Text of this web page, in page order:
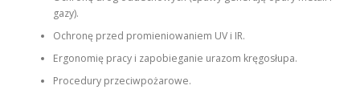
gazy).
Ochronę przed promieniowaniem UV i IR.
Ergonomię pracy i zapobieganie urazom kręgosłupa.
Procedury przeciwpożarowe.